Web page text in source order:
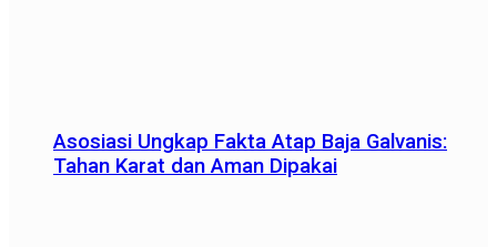
Asosiasi Ungkap Fakta Atap Baja Galvanis:
Tahan Karat dan Aman Dipakai